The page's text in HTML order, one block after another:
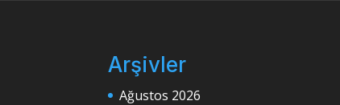
Arşivler
Ağustos 2026